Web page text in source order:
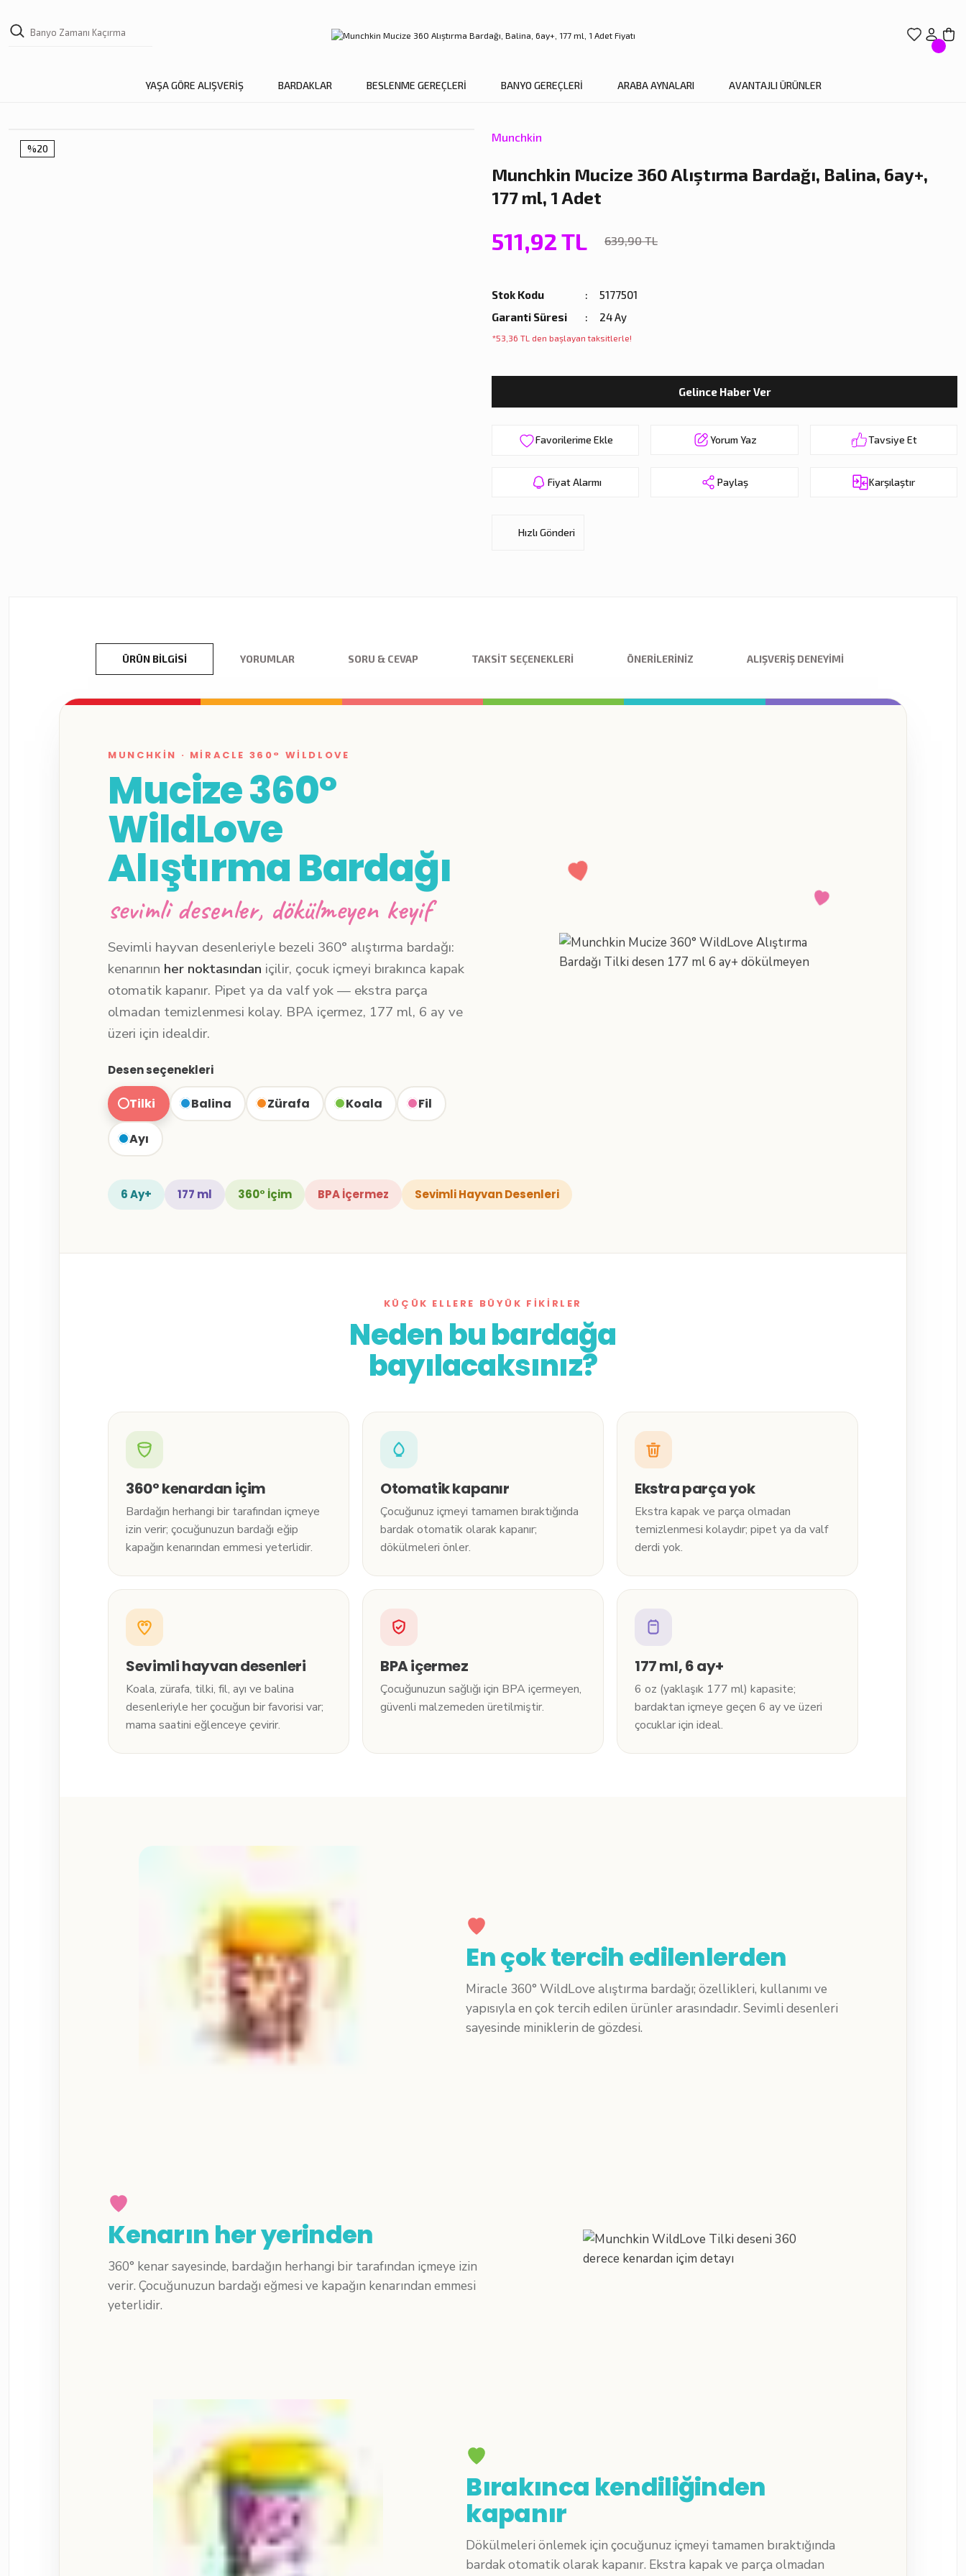
YAŞA GÖRE ALIŞVERİŞ BARDAKLAR BESLENME GEREÇLERİ BANYO GEREÇLERİ ARABA AYNALARI AVANTAJLI ÜRÜNLER
%20
Munchkin
Munchkin Mucize 360 Alıştırma Bardağı, Balina, 6ay+,
177 ml, 1 Adet
511,92 TL 639,90 TL
Stok Kodu
5177501
Garanti Süresi
24 Ay
*53,36 TL den başlayan taksitlerle!
Gelince Haber Ver
Yorum Yaz Tavsiye Et
Fiyat Alarmı Paylaş Karşılaştır
Hızlı Gönderi
ÜRÜN BILGISI YORUMLAR SORU & CEVAP TAKSIT SEÇENEKLERI ÖNERILERINIZ ALIŞVERIŞ DENEYIMI
MUNCHKIN · MIRACLE 360° WILDLOVE
Mucize 360°
WildLove
Alıştırma Bardağı
sevimli desenler, dökülmeyen keyif
Sevimli hayvan desenleriyle bezeli 360° alıştırma bardağı:
kenarının her noktasından içilir, çocuk içmeyi bırakınca kapak
otomatik kapanır. Pipet ya da valf yok — ekstra parça
olmadan temizlenmesi kolay. BPA içermez, 177 ml, 6 ay ve
üzeri için idealdir.
Desen seçenekleri
Tilki Balina Zürafa Koala Fil
Ayı
6 Ay+ 177 ml 360° İçim BPA İçermez Sevimli Hayvan Desenleri
KÜÇÜK ELLERE BÜYÜK FIKIRLER
Neden bu bardağa
bayılacaksınız?
360° kenardan içim
Bardağın herhangi bir tarafından içmeye
izin verir; çocuğunuzun bardağı eğip
kapağın kenarından emmesi yeterlidir.
Otomatik kapanır
Çocuğunuz içmeyi tamamen bıraktığında
bardak otomatik olarak kapanır;
dökülmeleri önler.
Ekstra parça yok
Ekstra kapak ve parça olmadan
temizlenmesi kolaydır; pipet ya da valf
derdi yok.
Sevimli hayvan desenleri
Koala, zürafa, tilki, fil, ayı ve balina
desenleriyle her çocuğun bir favorisi var;
mama saatini eğlenceye çevirir.
BPA içermez
Çocuğunuzun sağlığı için BPA içermeyen,
güvenli malzemeden üretilmiştir.
177 ml, 6 ay+
6 oz (yaklaşık 177 ml) kapasite;
bardaktan içmeye geçen 6 ay ve üzeri
çocuklar için ideal.
En çok tercih edilenlerden
Miracle 360° WildLove alıştırma bardağı; özellikleri, kullanımı ve
yapısıyla en çok tercih edilen ürünler arasındadır. Sevimli desenleri
sayesinde miniklerin de gözdesi.
Kenarın her yerinden
360° kenar sayesinde, bardağın herhangi bir tarafından içmeye izin
verir. Çocuğunuzun bardağı eğmesi ve kapağın kenarından emmesi
yeterlidir.
Bırakınca kendiliğinden
kapanır
Dökülmeleri önlemek için çocuğunuz içmeyi tamamen bıraktığında
bardak otomatik olarak kapanır. Ekstra kapak ve parça olmadan